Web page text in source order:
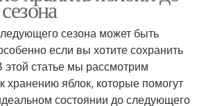
сезона может быть
если вы хотите сохранить
этой статье мы рассмотрим
хранению яблок, которые помогут
состоянии до следующего